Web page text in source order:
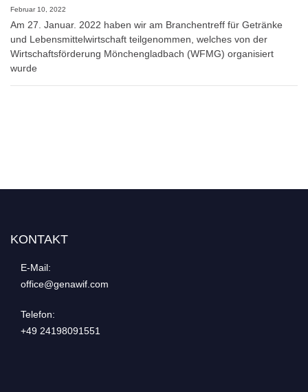
Februar 10, 2022
Am 27. Januar. 2022 haben wir am Branchentreff für Getränke
und Lebensmittelwirtschaft teilgenommen, welches von der
Wirtschaftsförderung Mönchengladbach (WFMG) organisiert
wurde
KONTAKT
E-Mail:
office@genawif.com
Telefon:
+49 24198091551